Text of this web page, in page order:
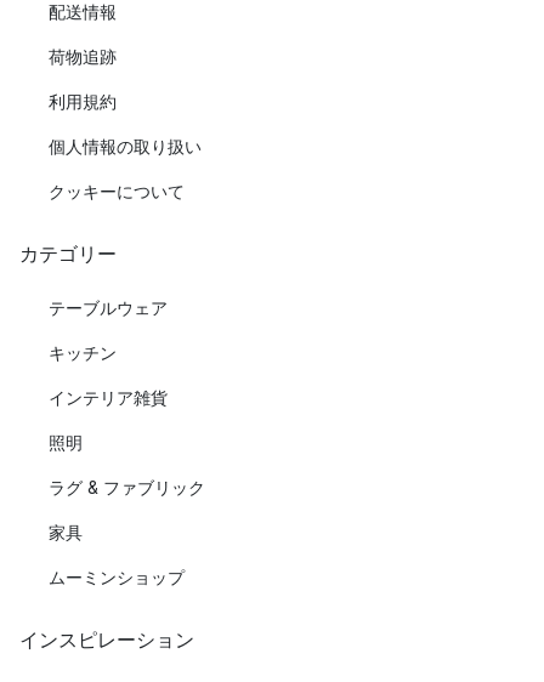
配送情報
荷物追跡
利用規約
個人情報の取り扱い
クッキーについて
カテゴリー
テーブルウェア
キッチン
インテリア雑貨
照明
ラグ & ファブリック
家具
ムーミンショップ
インスピレーション